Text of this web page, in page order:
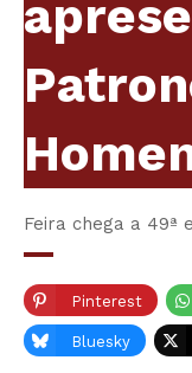
Feira chega a 49ª
Pinterest
Bluesky